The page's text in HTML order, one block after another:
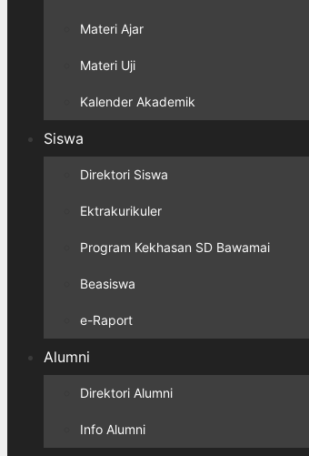
Materi Ajar
Materi Uji
Kalender Akademik
Siswa
Direktori Siswa
Ektrakurikuler
Program Kekhasan SD Bawamai
Beasiswa
e-Raport
Alumni
Direktori Alumni
Info Alumni